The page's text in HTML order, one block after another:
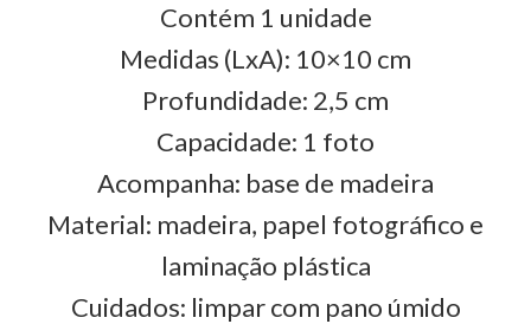
Contém 1 unidade
Medidas (LxA): 10×10 cm
Profundidade: 2,5 cm
Capacidade: 1 foto
Acompanha: base de madeira
Material: madeira, papel fotográfico e
laminação plástica
Cuidados: limpar com pano úmido